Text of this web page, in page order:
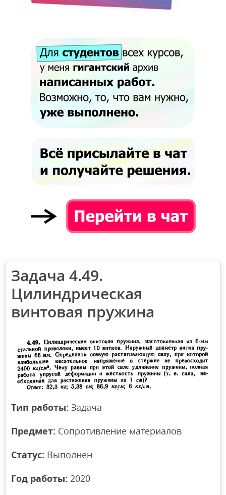
Задача 4.49.
Цилиндрическая
винтовая пружина
Тип работы: Задача
Предмет: Сопротивление материалов
Статус: Выполнен
Год работы: 2020